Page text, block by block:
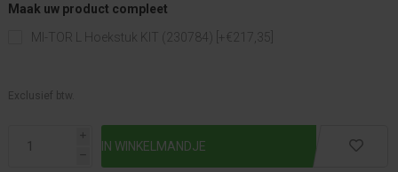
Maak uw product compleet
MI-TOR L Hoekstuk KIT (230784) [+€217,35]
Exclusief btw.
i
h